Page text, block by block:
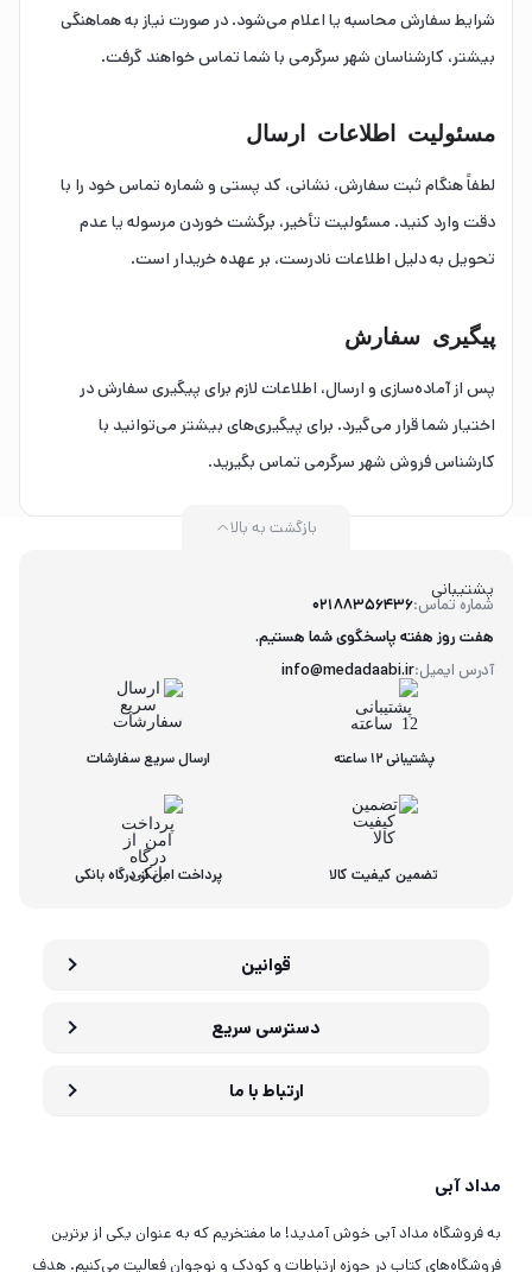
شرایط سفارش محاسبه یا اعلام می‌شود. در صورت نیاز به هماهنگی
بیشتر، کارشناسان شهر سرگرمی با شما تماس خواهند گرفت.
مسئولیت اطلاعات ارسال
لطفاً هنگام ثبت سفارش، نشانی، کد پستی و شماره تماس خود را با
دقت وارد کنید. مسئولیت تأخیر، برگشت خوردن مرسوله یا عدم
تحویل به دلیل اطلاعات نادرست، بر عهده خریدار است.
پیگیری سفارش
پس از آماده‌سازی و ارسال، اطلاعات لازم برای پیگیری سفارش در
اختیار شما قرار می‌گیرد. برای پیگیری‌های بیشتر می‌توانید با
کارشناس فروش شهر سرگرمی تماس بگیرید.
پشتیبانی
شماره تماس:02188356436
آدرس ایمیل:info@medadaabi.ir
هفت روز هفته پاسخگوی شما هستیم.
بازگشت به بالا
پشتیبانی 12 ساعته ارسال سریع سفارشات
تضمین کیفیت کالا پرداخت امن از درگاه بانکی
قوانین
دسترسی سریع
ارتباط با ما
مداد آبی
به فروشگاه مداد آبی خوش آمدید! ما مفتخریم که به عنوان یکی از برترین
فروشگاه‌های کتاب در حوزه ارتباطات و کودک و نوجوان فعالیت می‌کنیم. هدف